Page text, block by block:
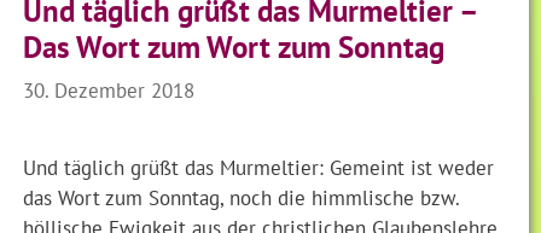
Und täglich grüßt das Murmeltier –
Das Wort zum Wort zum Sonntag
30. Dezember 2018
Und täglich grüßt das Murmeltier: Gemeint ist weder
das Wort zum Sonntag, noch die himmlische bzw.
höllische Ewigkeit aus der christlichen Glaubenslehre.